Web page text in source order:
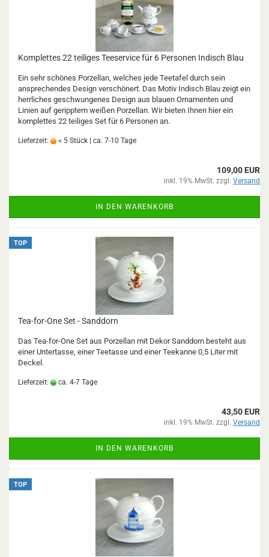
Komplettes 22 teiliges Teeservice für 6 Personen Indisch Blau
Ein sehr schönes Porzellan, welches jede Teetafel durch sein
ansprechendes Design verschönert. Das Motiv Indisch Blau zeigt ein
herrliches geschwungenes Design aus blauen Ornamenten und
Linien auf geripptem weißen Porzellan. Wir bieten Ihnen hier ein
komplettes 22 teiliges Set für 6 Personen an.
Lieferzeit: < 5 Stück | ca. 7-10 Tage
109,00 EUR
inkl. 19% MwSt. zzgl. Versand
IN DEN WARENKORB
TOP
Tea-for-One Set - Sanddorn
Das Tea-for-One Set aus Porzellan mit Dekor Sanddorn besteht aus
einer Untertasse, einer Teetasse und einer Teekanne 0,5 Liter mit
Deckel.
Lieferzeit: ca. 4-7 Tage
43,50 EUR
inkl. 19% MwSt. zzgl. Versand
IN DEN WARENKORB
TOP